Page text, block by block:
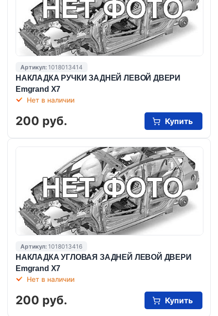
Артикул: 1018013414
НАКЛАДКА РУЧКИ ЗАДНЕЙ ЛЕВОЙ ДВЕРИ
Emgrand X7
Нет в наличии
200 руб. Купить
Артикул: 1018013416
НАКЛАДКА УГЛОВАЯ ЗАДНЕЙ ЛЕВОЙ ДВЕРИ
Emgrand X7
Нет в наличии
200 руб. Купить